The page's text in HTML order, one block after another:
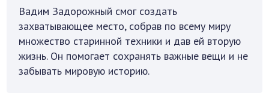
Вадим Задорожный смог создать
захватывающее место, собрав по всему миру
множество старинной техники и дав ей вторую
жизнь. Он помогает сохранять важные вещи и не
забывать мировую историю.